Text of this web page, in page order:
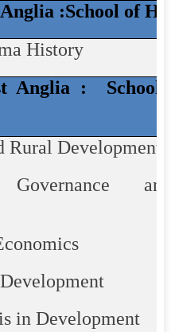
:School of
History
Anglia :
Development
in Development